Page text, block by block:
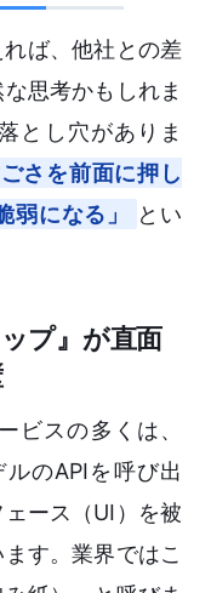
れば、他社との差
思考かもしれま
とし穴がありま
ごさを前面に押し
弱になる」
とい
プ』が直面
ビスの多くは、
のAPIを呼び出
ース（UI）を被
す。業界ではこ